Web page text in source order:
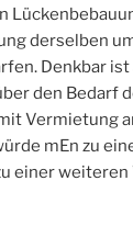
derselben
Denkbar
den Bedarf
Vermietung
mEn zu
einer